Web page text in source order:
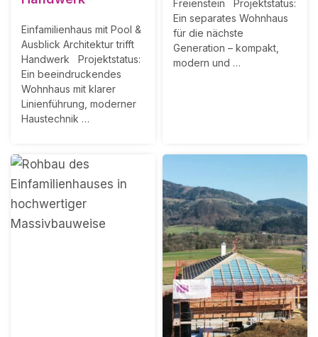
Einfamilienhaus mit Pool &
Ausblick Architektur trifft
Handwerk Projektstatus:
Ein beeindruckendes
Wohnhaus mit klarer
Linienführung, moderner
Haustechnik …
Freienstein Projektstatus:
Ein separates Wohnhaus
für die nächste
Generation – kompakt,
modern und …